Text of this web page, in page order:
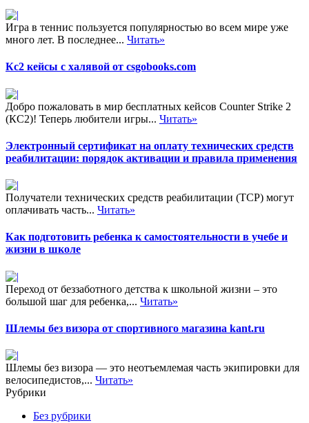
Игра в теннис пользуется популярностью во всем мире уже
много лет. В последнее... Читать»
Кс2 кейсы с халявой от csgobooks.com
Добро пожаловать в мир бесплатных кейсов Counter Strike 2
(КС2)! Теперь любители игры... Читать»
Электронный сертификат на оплату технических средств
реабилитации: порядок активации и правила применения
Получатели технических средств реабилитации (ТСР) могут
оплачивать часть... Читать»
Как подготовить ребенка к самостоятельности в учебе и
жизни в школе
Переход от беззаботного детства к школьной жизни – это
большой шаг для ребенка,... Читать»
Шлемы без визора от спортивного магазина kant.ru
Шлемы без визора — это неотъемлемая часть экипировки для
велосипедистов,... Читать»
Рубрики
Без рубрики